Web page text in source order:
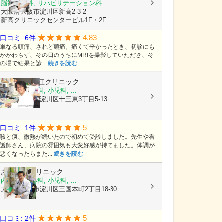
脳神経外科, リハビリテーション科
大阪府大阪市淀川区新高2-3-2
新高クリニックセンタービル1F・2F
口コミ: 6件 4.83
単なる頭痛、されど頭痛。痛くて辛かったとき、初診にも
かかわらず、その日のうちにMRIを撮影していただき、そ
の場で結果と診... 続きを読む
医療法人細江クリニック
内科, 呼吸器科, 小児科, ...
大阪府大阪市淀川区十三東3丁目5-13
口コミ: 1件 5
咳と痰、微熱が続いたので初めて受診しました。先生や看
護師さん、病院の雰囲気も大変好感が持てました。体調が
悪くなったらまた... 続きを読む
おおつきクリニック
内科, 消化器科, 小児科, ...
大阪府大阪市淀川区三国本町2丁目18-30
口コミ: 2件 5